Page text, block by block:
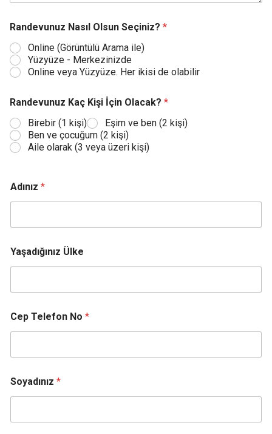
Randevunuz Nasıl Olsun Seçiniz? *
Online (Görüntülü Arama ile)
Yüzyüze - Merkezinizde
Online veya Yüzyüze. Her ikisi de olabilir
Randevunuz Kaç Kişi İçin Olacak? *
Birebir (1 kişi)
Eşim ve ben (2 kişi)
Ben ve çocuğum (2 kişi)
Aile olarak (3 veya üzeri kişi)
Adınız *
Yaşadığınız Ülke
Cep Telefon No *
Soyadınız *